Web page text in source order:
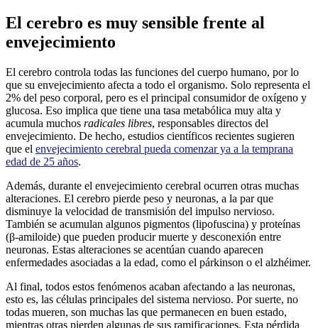
El cerebro es muy sensible frente al
envejecimiento
El cerebro controla todas las funciones del cuerpo humano, por lo
que su envejecimiento afecta a todo el organismo. Solo representa el
2% del peso corporal, pero es el principal consumidor de oxígeno y
glucosa. Eso implica que tiene una tasa metabólica muy alta y
acumula muchos radicales libres, responsables directos del
envejecimiento. De hecho, estudios científicos recientes sugieren
que el envejecimiento cerebral pueda comenzar ya a la temprana
edad de 25 años.
Además, durante el envejecimiento cerebral ocurren otras muchas
alteraciones. El cerebro pierde peso y neuronas, a la par que
disminuye la velocidad de transmisión del impulso nervioso.
También se acumulan algunos pigmentos (lipofuscina) y proteínas
(β-amiloide) que pueden producir muerte y desconexión entre
neuronas. Estas alteraciones se acentúan cuando aparecen
enfermedades asociadas a la edad, como el párkinson o el alzhéimer.
Al final, todos estos fenómenos acaban afectando a las neuronas,
esto es, las células principales del sistema nervioso. Por suerte, no
todas mueren, son muchas las que permanecen en buen estado,
mientras otras pierden algunas de sus ramificaciones. Esta pérdida